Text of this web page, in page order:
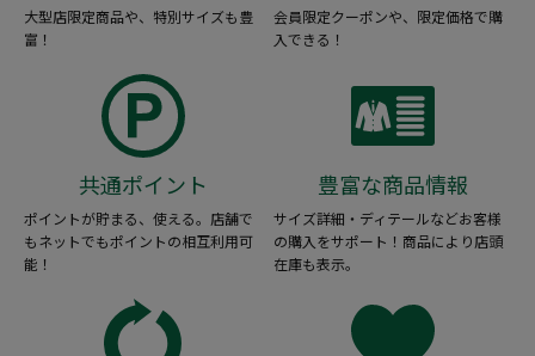
大型店限定商品や、特別サイズも豊
富！
会員限定クーポンや、限定価格で購
入できる！
共通ポイント
ポイントが貯まる、使える。店舗で
もネットでもポイントの相互利用可
能！
豊富な商品情報
サイズ詳細・ディテールなどお客様
の購入をサポート！商品により店頭
在庫も表示。